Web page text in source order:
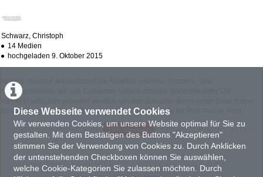
Diese Webseite verwendet Cookies
Wir verwenden Cookies, um unsere Website optimal für Sie zu
gestalten. Mit dem Bestätigen des Buttons "Akzeptieren"
stimmen Sie der Verwendung von Cookies zu. Durch Anklicken
der untenstehenden Checkboxen können Sie auswählen,
welche Cookie-Kategorien Sie zulassen möchten. Durch
Schwarz, Christoph
14 Medien
hochgeladen 9. Oktober 2015
Notape Inserted
Sprachelemente, die von Consumer-Videohardware (Videorekorder, DV-
Kamera) alltäglich generiert werden, um den Benutzer durch einen Datenträger
zu navigieren. In Notape Insertedwerden die Symbole für Play, Pause, Fast-
Forward oder Rewind zu Darstellern einer Geschichte, die um eine
ungewöhnliche Dreiecksbeziehung konstruiert ist. Im Ausstellungsumfeld spielt
die Arbeit mit der Erwartungshaltung des Publikums, das hinter dem stetigen
Vollblau des Monitors eine technische Fehlfunktion wittert und in dem
chaotischen Aufbau eine unfertige Arbeit erkennt. Der Titel "Notape Inserted"
entsteht erst in der gewollt falschen Interpretation des Zusehers.